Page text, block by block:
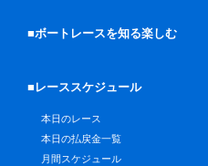
■ボートレースを知る楽しむ
■レーススケジュール
本日のレース
本日の払戻金一覧
月間スケジュール